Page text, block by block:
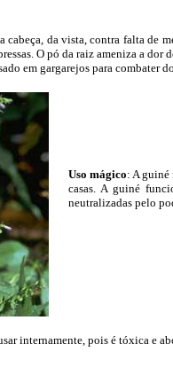
cabeça, da vista, contra falta de
O pó da raiz ameniza a dor
em gargarejos para combater
Uso mágico: A guiné
casas. A guiné
neutralizadas pelo
internamente, pois é tóxica e